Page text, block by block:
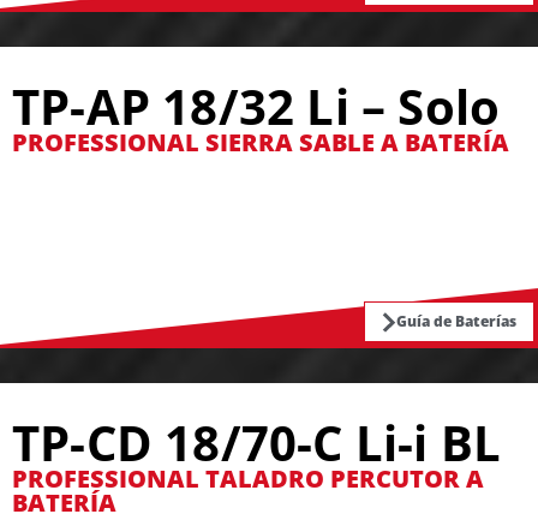
TP-AP 18/32 Li – Solo
PROFESSIONAL SIERRA SABLE A BATERÍA
Guía de Baterías
TP-CD 18/70-C Li-i BL
PROFESSIONAL TALADRO PERCUTOR A
BATERÍA